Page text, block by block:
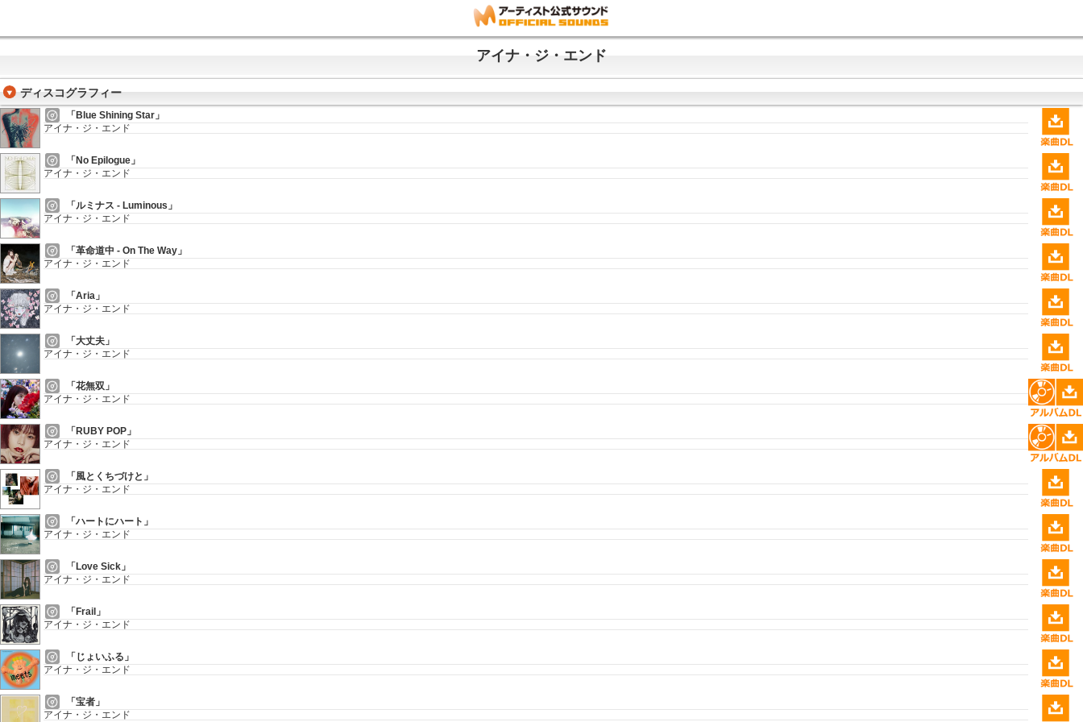
アイナ・ジ・エンド
ディスコグラフィー
「Blue Shining Star」
アイナ・ジ・エンド
「No Epilogue」
アイナ・ジ・エンド
「ルミナス - Luminous」
アイナ・ジ・エンド
「革命道中 - On The Way」
アイナ・ジ・エンド
「Aria」
アイナ・ジ・エンド
「大丈夫」
アイナ・ジ・エンド
「花無双」
アイナ・ジ・エンド
「RUBY POP」
アイナ・ジ・エンド
「風とくちづけと」
アイナ・ジ・エンド
「ハートにハート」
アイナ・ジ・エンド
「Love Sick」
アイナ・ジ・エンド
「Frail」
アイナ・ジ・エンド
「じょいふる」
アイナ・ジ・エンド
「宝者」
アイナ・ジ・エンド